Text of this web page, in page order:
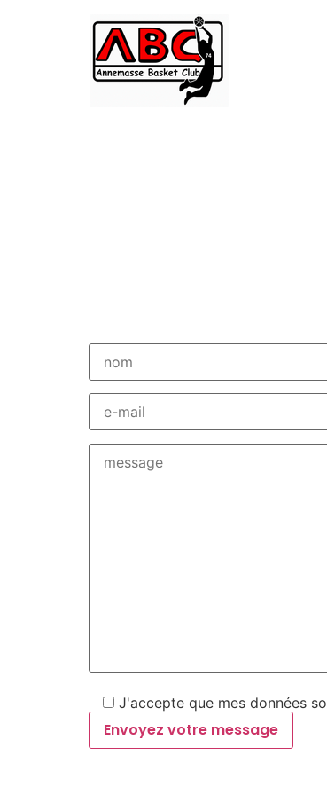
J'accepte que mes données